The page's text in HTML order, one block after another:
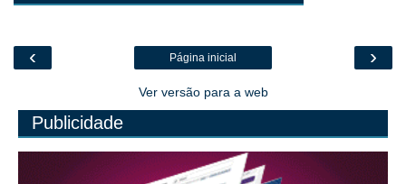
‹ ›
Página inicial
Ver versão para a web
Publicidade